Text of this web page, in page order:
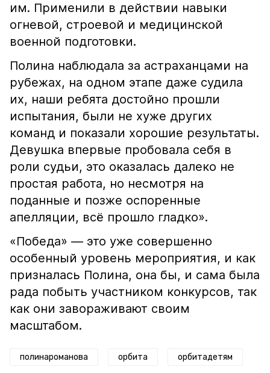
им. Применили в действии навыки
огневой, строевой и медицинской
военной подготовки.
Полина наблюдала за астраханцами на
рубежах, на одном этапе даже судила
их, наши ребята достойно прошли
испытания, были не хуже других
команд и показали хорошие результаты.
Девушка впервые пробовала себя в
роли судьи, это оказалась далеко не
простая работа, но несмотря на
поданные и позже оспоренные
апелляции, всё прошло гладко».
«Победа» — это уже совершенно
особенный уровень мероприятия, и как
призналась Полина, она бы, и сама была
рада побыть участником конкурсов, так
как они завораживают своим
масштабом.
полинароманова орбита орбитадетям